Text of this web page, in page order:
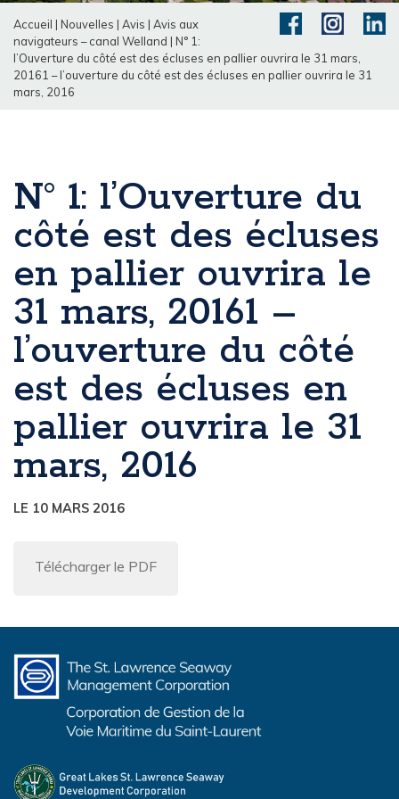
Accueil | Nouvelles | Avis | Avis aux
navigateurs – canal Welland | N° 1:
l’Ouverture du côté est des écluses en pallier ouvrira le 31 mars,
20161 – l’ouverture du côté est des écluses en pallier ouvrira le 31
mars, 2016
N° 1: l’Ouverture du
côté est des écluses
en pallier ouvrira le
31 mars, 20161 –
l’ouverture du côté
est des écluses en
pallier ouvrira le 31
mars, 2016
LE 10 MARS 2016
Télécharger le PDF